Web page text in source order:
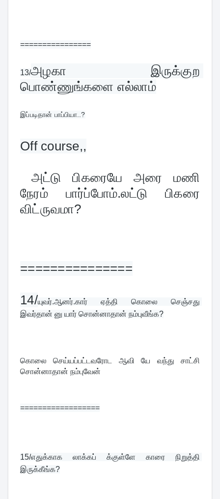
================
13/அழகா இருக்குற
பொண்ணுங்களை எல்லாம்
இப்படிதான் பாப்பியா..?
நேரம் பார்ப்போம்.லட்டு பிகரை
விட்ருவமா?
===============
14/யுவர்.ஆனர்.கார் ஏத்தி கொலை செஞ்சது
இவர்தான் னு யார் சொன்னாதான் நம்புவீங்க?
கொலை செய்யப்பட்டவரோட ஆவி யே வந்து சாட்சி
சொன்னாதான் நம்புவேன்
==================
15/எதுக்காக லாக்கப் க்குள்ளே காரை நிறுத்தி
இருக்கீங்க?